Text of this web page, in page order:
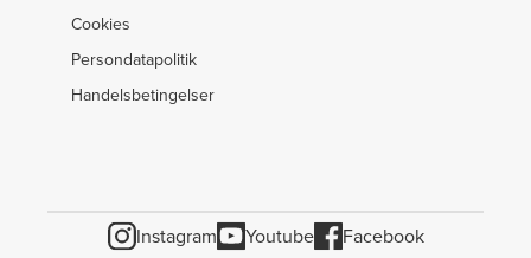
Cookies
Persondatapolitik
Handelsbetingelser
Instagram Youtube Facebook